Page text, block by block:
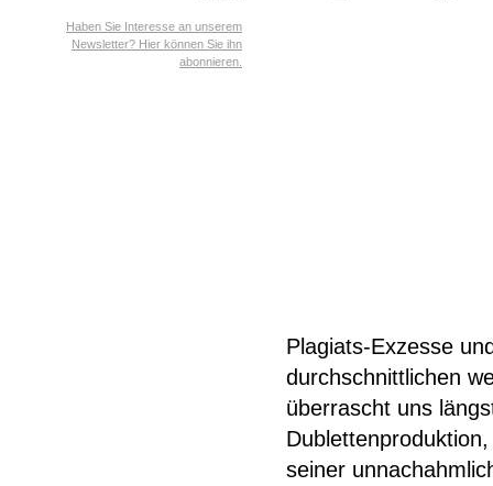
Haben Sie Interesse an unserem
Newsletter? Hier können Sie ihn
abonnieren.
Plagiats-Exzesse
durchschnittlichen
überrascht uns
seiner